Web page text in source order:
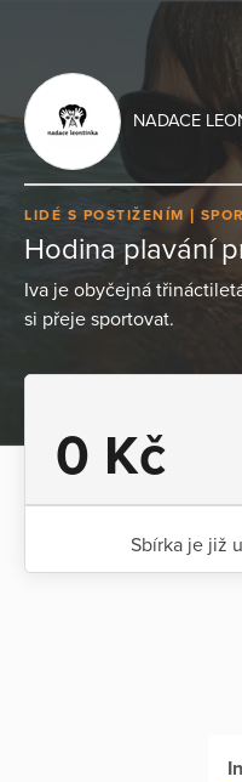
NADACE
LIDÉ S POSTIŽENÍM
Hodina plavání
Iva je obyčejná
si přeje sportovat.
0 Kč
Sbírka je již